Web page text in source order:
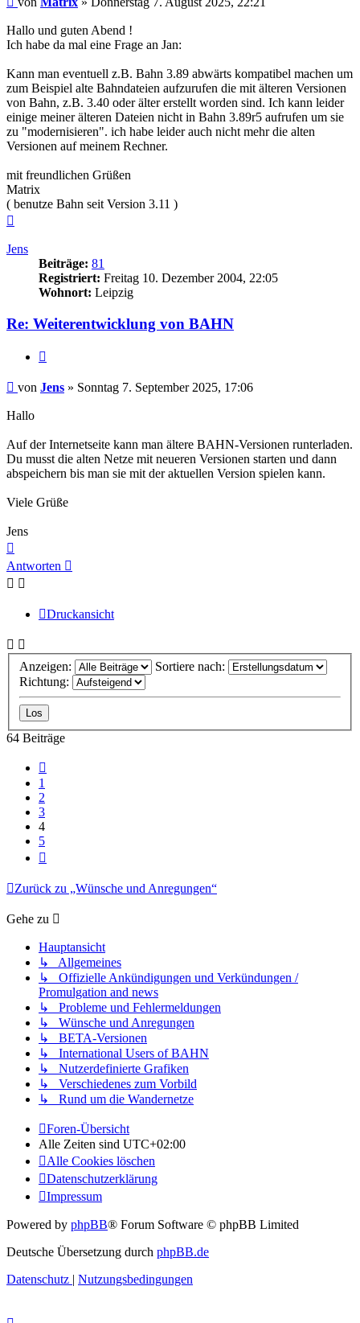
Hallo und guten Abend !
Ich habe da mal eine Frage an Jan:
Kann man eventuell z.B. Bahn 3.89 abwärts kompatibel machen um
zum Beispiel alte Bahndateien aufzurufen die mit älteren Versionen
von Bahn, z.B. 3.40 oder älter erstellt worden sind. Ich kann leider
einige meiner älteren Dateien nicht in Bahn 3.89r5 aufrufen um sie
zu "modernisieren". ich habe leider auch nicht mehr die alten
Versionen auf meinem Rechner.
mit freundlichen Grüßen
Matrix
( benutze Bahn seit Version 3.11 )
Jens
Beiträge: 81
Registriert: Freitag 10. Dezember 2004, 22:05
Wohnort: Leipzig
Re: Weiterentwicklung von BAHN
Beitrag
von Jens » Sonntag 7. September 2025, 17:06
Hallo
Auf der Internetseite kann man ältere BAHN-Versionen runterladen.
Du musst die alten Netze mit neueren Versionen starten und dann
abspeichern bis man sie mit der aktuellen Version spielen kann.
Viele Grüße
Jens
oben
Antworten
Druckansicht
Anzeigen:
Sortiere nach:
Richtung:
64 Beiträge
1
2
3
4
5
Zurück zu „Wünsche und Anregungen“
Gehe zu
Hauptansicht
↳ Allgemeines
↳ Offizielle Ankündigungen und Verkündungen /
Promulgation and news
↳ Probleme und Fehlermeldungen
↳ Wünsche und Anregungen
↳ BETA-Versionen
↳ International Users of BAHN
↳ Nutzerdefinierte Grafiken
↳ Verschiedenes zum Vorbild
↳ Rund um die Wandernetze
Foren-Übersicht
Alle Zeiten sind UTC+02:00
Alle Cookies löschen
Datenschutzerklärung
Impressum
Powered by phpBB® Forum Software © phpBB Limited
Deutsche Übersetzung durch phpBB.de
Datenschutz | Nutzungsbedingungen